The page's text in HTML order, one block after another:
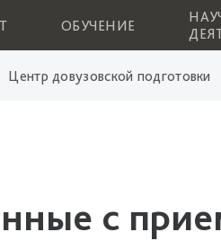
ОБУЧЕНИЕ
Центр довузовской подготовки
с